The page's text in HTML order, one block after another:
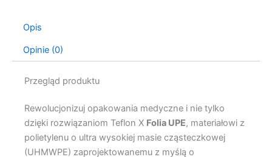
Opis
Opinie (0)
Przegląd produktu
Rewolucjonizuj opakowania medyczne i nie tylko
dzięki rozwiązaniom Teflon X Folia UPE, materiałowi z
polietylenu o ultra wysokiej masie cząsteczkowej
(UHMWPE) zaprojektowanemu z myślą o